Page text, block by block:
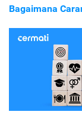
Bagaimana